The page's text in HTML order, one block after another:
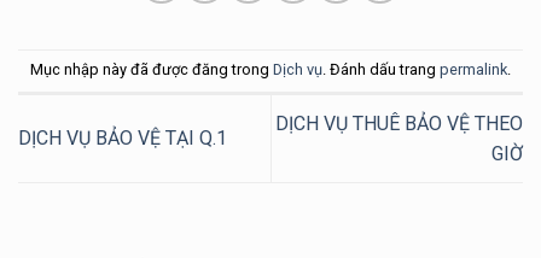
Mục nhập này đã được đăng trong Dịch vụ. Đánh dấu trang permalink.
DỊCH VỤ BẢO VỆ TẠI Q.1
DỊCH VỤ THUÊ BẢO VỆ THEO
GIỜ